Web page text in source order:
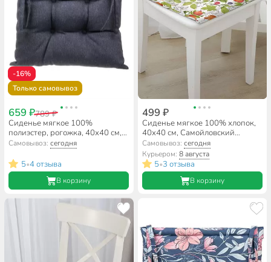
-16%
Только самовывоз
659 ₽789 ₽
Сиденье мягкое 100%
полиэстер, рогожка, 40х40 см,
индиго, Волшебная ночь, Вид 1
Самовывоз:сегодня
5•4 отзыва
В корзину
499 ₽
Сиденье мягкое 100% хлопок,
40х40 см, Самойловский
текстиль, Этюды
Самовывоз: сегодня
Курьером: 8 августа
5•3 отзыва
В корзину